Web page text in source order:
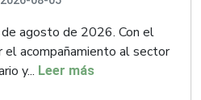
de agosto de 2026. Con el
acompañamiento al sector
y... Leer más